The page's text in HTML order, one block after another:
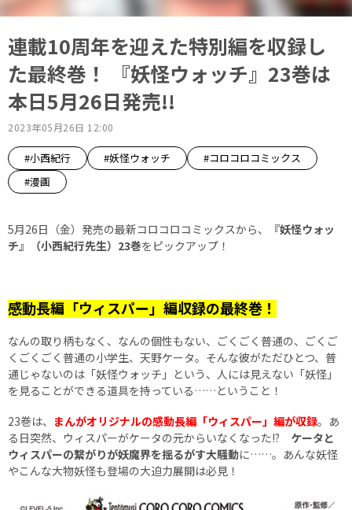
連載10周年を迎えた特別編を収録し
た最終巻！ 『妖怪ウォッチ』23巻は
本日5月26日発売!!
2023年05月26日 12:00
#小西紀行 #妖怪ウォッチ
#コロコロコミックス
#漫画
5月26日（金）発売の最新コロコロコミックスから、
『妖怪ウォッ
チ』（小西紀行先生）23巻をピックアップ！
感動長編「ウィスパー」編収録の最終巻！
なんの取り柄もなく、なんの個性もない、ごくごく普通の、ごくご
くごくごく普通の小学生、天野ケータ。そんな彼がただひとつ、普
通じゃないのは「妖怪ウォッチ」という、人には見えない「妖怪」
を見ることができる道具を持っている……ということ！
23巻は、 まんがオリジナルの感動長編「ウィスパー」編が収録。あ
る日突然、ウィスパーがケータの元からいなくなった!? ケータと
ウィスパーの繋がりが妖魔界を揺るがす大騒動に……。あんな妖怪
やこんな大物妖怪も登場の大迫力展開は必見！